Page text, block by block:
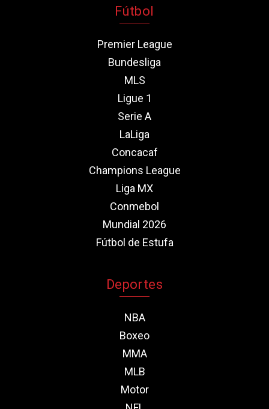
Fútbol
Premier League
Bundesliga
MLS
Ligue 1
Serie A
LaLiga
Concacaf
Champions League
Liga MX
Conmebol
Mundial 2026
Fútbol de Estufa
Deportes
NBA
Boxeo
MMA
MLB
Motor